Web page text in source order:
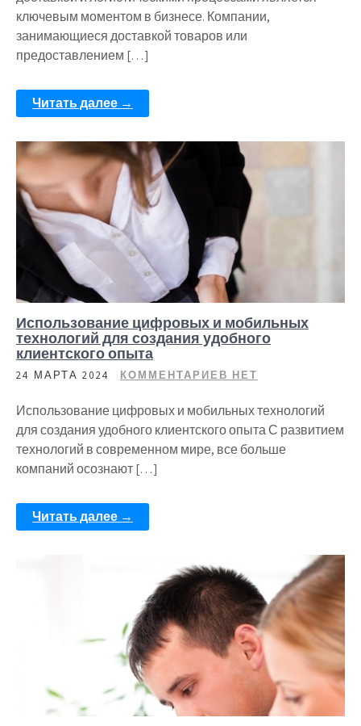
ключевым моментом в бизнесе. Компании,
занимающиеся доставкой товаров или
предоставлением […]
Читать далее →
Использование цифровых и мобильных
технологий для создания удобного
клиентского опыта
24 МАРТА 2024 КОММЕНТАРИЕВ НЕТ
Использование цифровых и мобильных технологий
для создания удобного клиентского опыта С развитием
технологий в современном мире, все больше
компаний осознают […]
Читать далее →